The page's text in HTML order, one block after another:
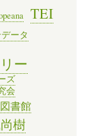
TEI
ータ
ー
ズ
会
書館
樹